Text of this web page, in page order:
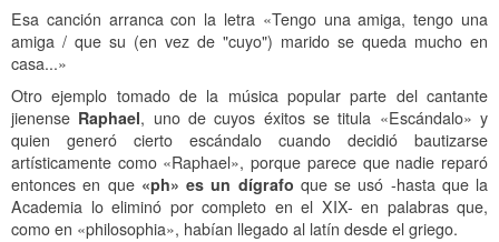
Esa canción arranca con la letra «Tengo una amiga, tengo una
amiga / que su (en vez de "cuyo") marido se queda mucho en
casa...»
Otro ejemplo tomado de la música popular parte del cantante
jienense Raphael, uno de cuyos éxitos se titula «Escándalo» y
quien generó cierto escándalo cuando decidió bautizarse
artísticamente como «Raphael», porque parece que nadie reparó
entonces en que «ph» es un dígrafo que se usó -hasta que la
Academia lo eliminó por completo en el XIX- en palabras que,
como en «philosophia», habían llegado al latín desde el griego.